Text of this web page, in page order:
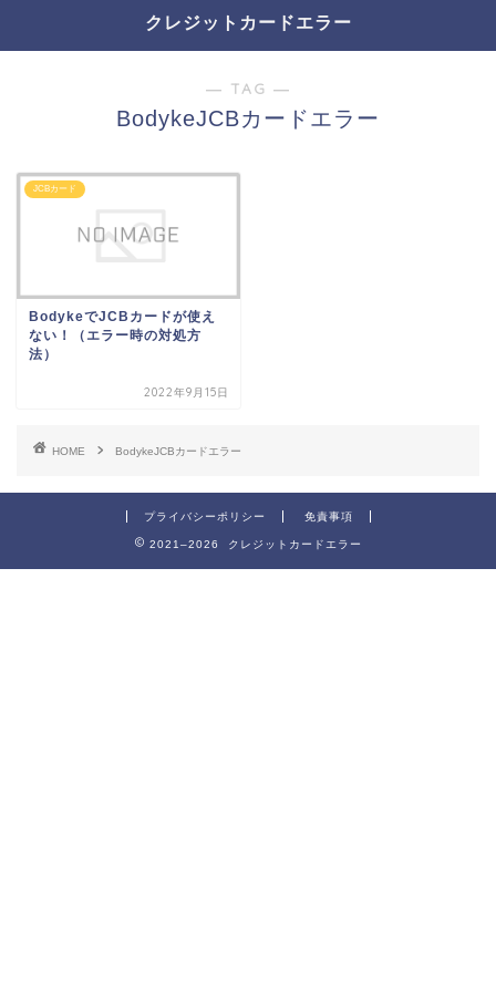
クレジットカードエラー
― TAG ―
BodykeJCBカードエラー
JCBカード
BodykeでJCBカードが使え
ない！（エラー時の対処方
法）
2022年9月15日
HOME BodykeJCBカードエラー
プライバシーポリシー 免責事項
2021–2026 クレジットカードエラー